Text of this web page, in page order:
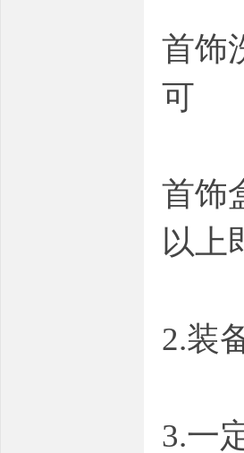
首饰
可
首饰
以上
2.装
3.一